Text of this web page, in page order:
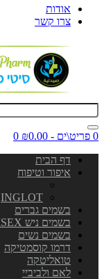
אודות
צרו קשר
0 פריט\ים - ₪0.00
0
דף הבית
איפור וטיפוח
INGLOT
בשמים גברים
בשמים ניש UNISEX
בשמים נשים
דרמו קוסמטיקה
טואליטקה
לאם ולביביי